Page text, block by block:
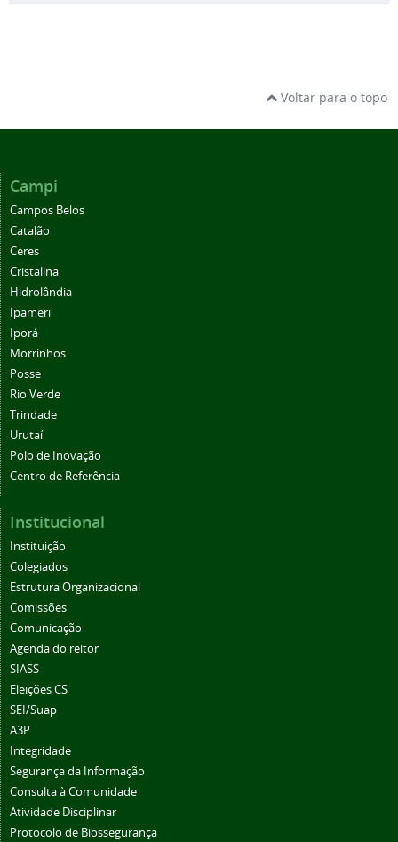
Voltar para o topo
Campi
Campos Belos
Catalão
Ceres
Cristalina
Hidrolândia
Ipameri
Iporá
Morrinhos
Posse
Rio Verde
Trindade
Urutaí
Polo de Inovação
Centro de Referência
Institucional
Instituição
Colegiados
Estrutura Organizacional
Comissões
Comunicação
Agenda do reitor
SIASS
Eleições CS
SEI/Suap
A3P
Integridade
Segurança da Informação
Consulta à Comunidade
Atividade Disciplinar
Protocolo de Biossegurança